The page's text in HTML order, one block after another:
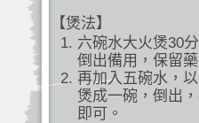
【煲法】
六碗水大火煲30
倒出備用，保留藥
再加入五碗水，
煲成一碗，倒出
即可。